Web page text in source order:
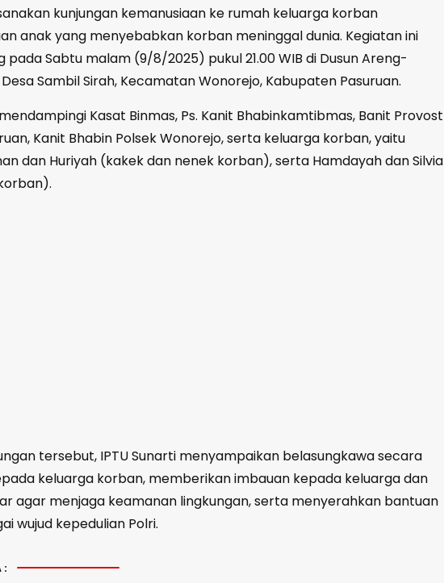
kunjungan kemanusiaan ke rumah keluarga korban
anak yang menyebabkan korban meninggal dunia. Kegiatan ini
pada Sabtu malam (9/8/2025) pukul 21.00 WIB di Dusun Areng-
Sambil Sirah, Kecamatan Wonorejo, Kabupaten Pasuruan.
Kasat Binmas, Ps. Kanit Bhabinkamtibmas, Banit Provost
Kanit Bhabin Polsek Wonorejo, serta keluarga korban, yaitu
dan Huriyah (kakek dan nenek korban), serta Hamdayah dan Silvia
tersebut, IPTU Sunarti menyampaikan belasungkawa secara
keluarga korban, memberikan imbauan kepada keluarga dan
agar menjaga keamanan lingkungan, serta menyerahkan bantuan
wujud kepedulian Polri.